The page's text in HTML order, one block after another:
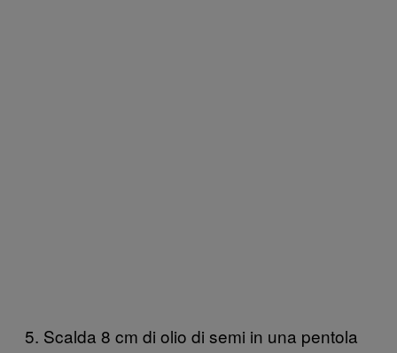
5. Scalda 8 cm di olio di semi in una pentola